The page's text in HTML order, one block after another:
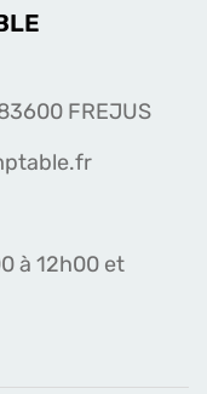
FREJUS
à 12h00 et